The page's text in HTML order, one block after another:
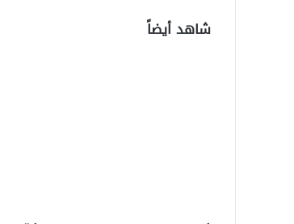
شاهد أيضاً